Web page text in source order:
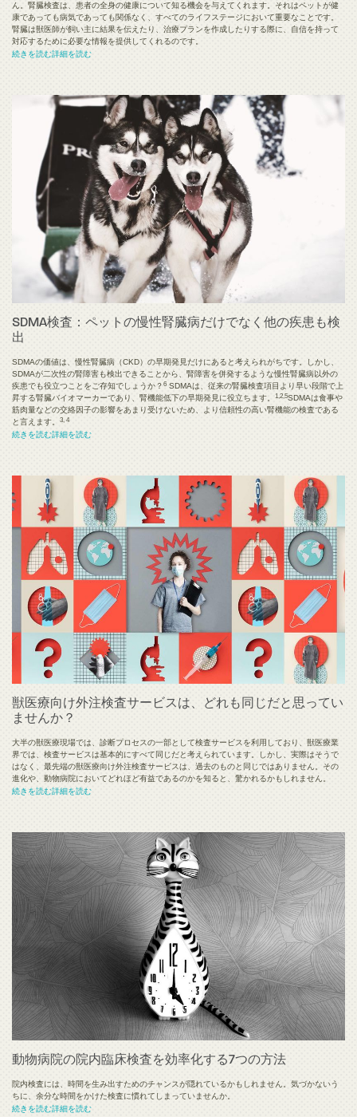
ん。腎臓検査は、患者の全身の健康について知る機会を与えてくれます。それはペットが健
康であっても病気であっても関係なく、すべてのライフステージにおいて重要なことです。
腎臓は獣医師が飼い主に結果を伝えたり、治療プランを作成したりする際に、自信を持って
対応するために必要な情報を提供してくれるのです。
続きを読む詳細を読む
SDMA検査：ペットの慢性腎臓病だけでなく他の疾患も検
出
SDMAの価値は、慢性腎臓病（CKD）の早期発見だけにあると考えられがちです。しかし、
SDMAが二次性の腎障害も検出できることから、腎障害を併発するような慢性腎臓病以外の
疾患でも役立つことをご存知でしょうか？ 6 SDMAは、従来の腎臓検査項目より早い段階で上
昇する腎臓バイオマーカーであり、腎機能低下の早期発見に役立ちます。
1,2,5SDMAは食事や
筋肉量などの交絡因子の影響をあまり受けないため、より信頼性の高い腎機能の検査である
と言えます。
3, 4
続きを読む詳細を読む
獣医療向け外注検査サービスは、どれも同じだと思ってい
ませんか？
大半の獣医療現場では、診断プロセスの一部として検査サービスを利用しており、獣医療業
界では、検査サービスは基本的にすべて同じだと考えられています。しかし、実際はそうで
はなく、最先端の獣医療向け外注検査サービスは、過去のものと同じではありません。その
進化や、動物病院においてどれほど有益であるのかを知ると、驚かれるかもしれません。
続きを読む詳細を読む
動物病院の院内臨床検査を効率化する7つの方法
院内検査には、時間を生み出すためのチャンスが隠れているかもしれません。気づかないう
ちに、余分な時間をかけた検査に慣れてしまっていませんか。
続きを読む詳細を読む